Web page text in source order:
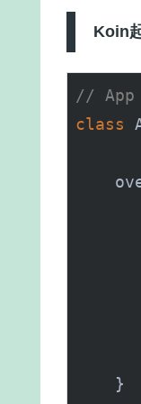
Koin
// App
class
    }